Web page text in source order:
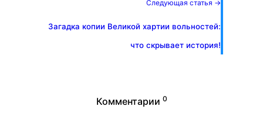
Следующая статья →
Загадка копии Великой хартии вольностей:
что скрывает история!
Комментарии 0